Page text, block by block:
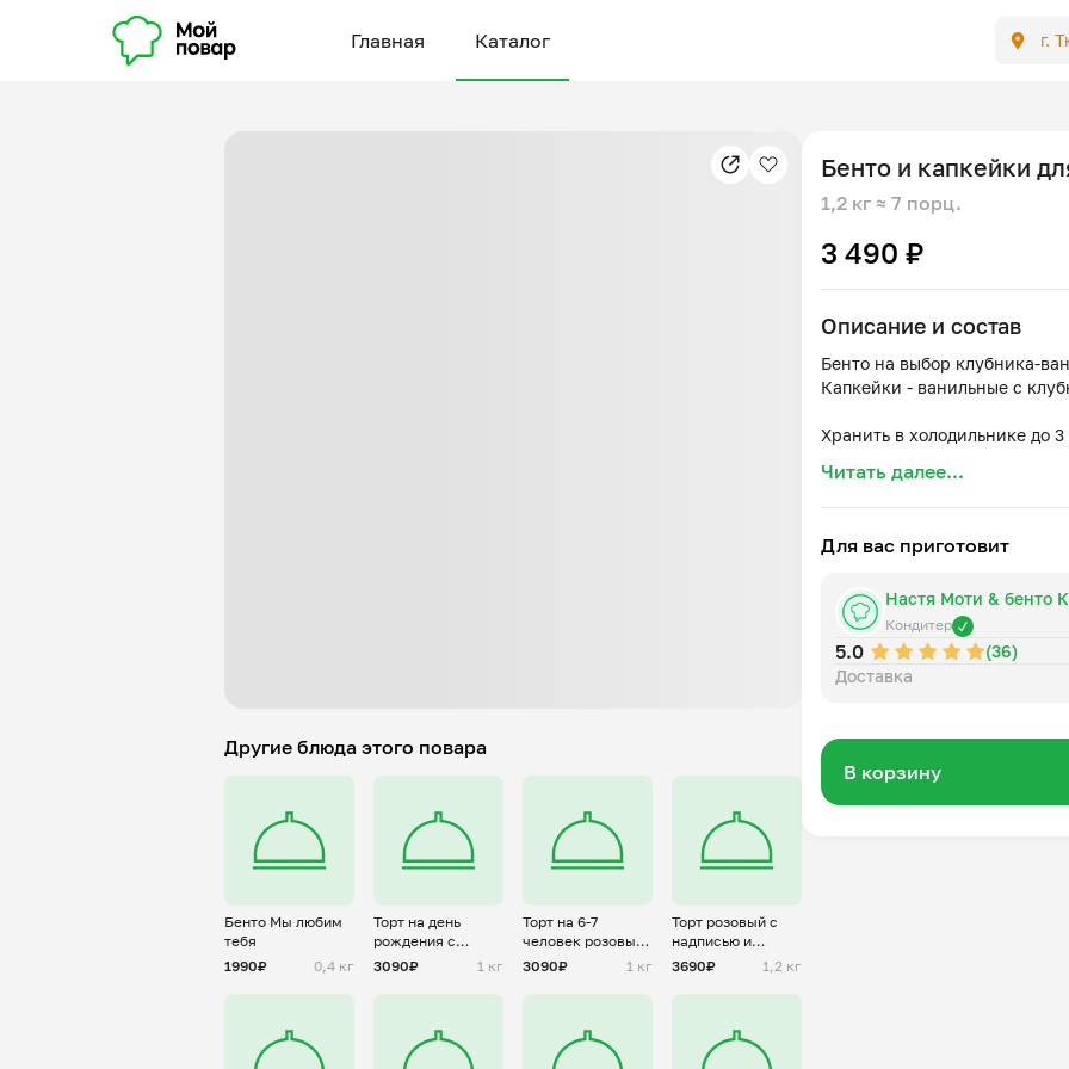
Главная Каталог г.
Другие блюда этого повара
Бенто Мы любим
тебя
1990₽
0,4 кг
Торт на день
рождения с
золотой надписью
3090₽ 1 кг
Торт на 6-7
человек розовый
от Хагрида
3090₽ 1 кг
Торт розовый с
надписью и
бантиками на 6-7
3690₽ 1,2 кг
Бенто и капкейки
1,2 кг ≈ 7 порц.
3 490 ₽
Описание и состав
Бенто на выбор клубника-
Капкейки - ванильные с
Хранить в холодильнике до 3
Капкейки: мука, яйцо,
ваниль, клубника, крахмал
1. Клубника-ваниль: яйца,
сливочное масло, краситель.
2. Молочный ломтик: какао-
молоко, сода,
шоколад, сливочное масло,
Читать далее...
Для вас приготовит
Настя Моти & бенто
Кондитер
5.0
(36)
Доставка
В корзину